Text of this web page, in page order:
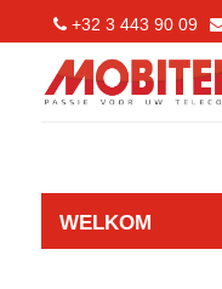
+32 3 443 90 09
WELKOM